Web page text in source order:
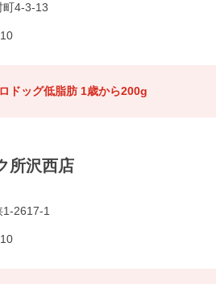
町4-3-13
ドッグ低脂肪 1歳から200g
所沢西店
2617-1